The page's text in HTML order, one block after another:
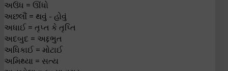
અઉંધ = ઊંધો
અછલૌં = થવું - હોવું
અધાઈ = તૃપ્ત કે તૃપ્તિ
અદબુદ = અદ્દભુત
અધિકાઈ = મોટાઈ
અમિથ્યા = સત્ય